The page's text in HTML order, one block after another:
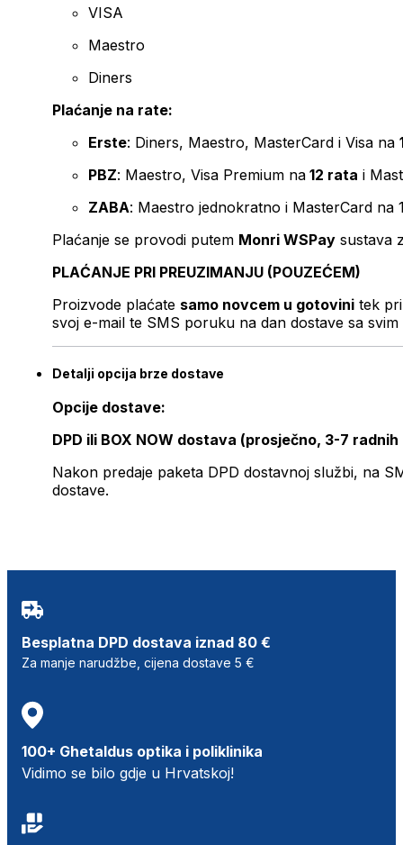
VISA
Maestro
Diners
Plaćanje na rate:
Erste: Diners, Maestro, MasterCard i Visa na
PBZ: Maestro, Visa Premium na 12 rata i
ZABA: Maestro jednokratno i MasterCard na
Plaćanje se provodi putem Monri WSPay sustava
PLAĆANJE PRI PREUZIMANJU (POUZEĆEM)
Proizvode plaćate samo novcem u gotovini tek
svoj e-mail te SMS poruku na dan dostave sa svim
Detalji opcija brze dostave
Opcije dostave:
DPD ili BOX NOW dostava (prosječno, 3-7 radnih
Nakon predaje paketa DPD dostavnoj službi, na
dostave.
Besplatna DPD dostava iznad 80 €
Za manje narudžbe, cijena dostave 5 €
100+ Ghetaldus optika i poliklinika
Vidimo se bilo gdje u Hrvatskoj!